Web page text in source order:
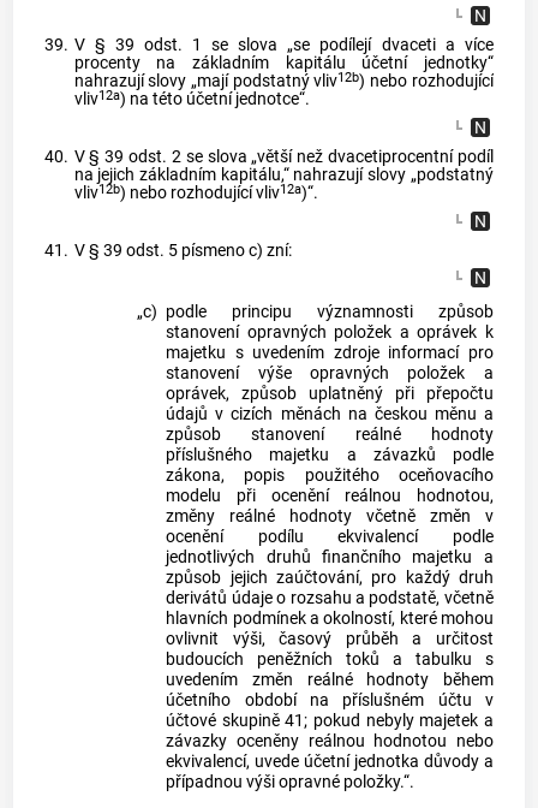
39. V § 39 odst. 1 se slova „se podílejí dvaceti a více
procenty na základním kapitálu účetní jednotky“
nahrazují slovy „mají podstatný vliv12b) nebo rozhodující
vliv12a) na této účetní jednotce“.
40. V § 39 odst. 2 se slova „větší než dvacetiprocentní podíl
na jejich základním kapitálu,“ nahrazují slovy „podstatný
vliv12b) nebo rozhodující vliv12a)“.
41. V § 39 odst. 5 písmeno c) zní:
„c) podle principu významnosti způsob
stanovení opravných položek a oprávek k
majetku s uvedením zdroje informací pro
stanovení výše opravných položek a
oprávek, způsob uplatněný při přepočtu
údajů v cizích měnách na českou měnu a
způsob stanovení reálné hodnoty
příslušného majetku a závazků podle
zákona, popis použitého oceňovacího
modelu při ocenění reálnou hodnotou,
změny reálné hodnoty včetně změn v
ocenění podílu ekvivalencí podle
jednotlivých druhů finančního majetku a
způsob jejich zaúčtování, pro každý druh
derivátů údaje o rozsahu a podstatě, včetně
hlavních podmínek a okolností, které mohou
ovlivnit výši, časový průběh a určitost
budoucích peněžních toků a tabulku s
uvedením změn reálné hodnoty během
účetního období na příslušném účtu v
účtové skupině 41; pokud nebyly majetek a
závazky oceněny reálnou hodnotou nebo
ekvivalencí, uvede účetní jednotka důvody a
případnou výši opravné položky.“.